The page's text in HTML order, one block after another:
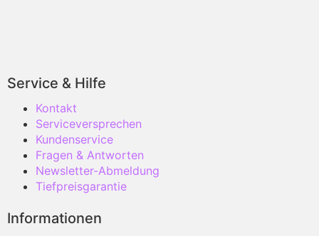
Service & Hilfe
Kontakt
Serviceversprechen
Kundenservice
Fragen & Antworten
Newsletter-Abmeldung
Tiefpreisgarantie
Informationen